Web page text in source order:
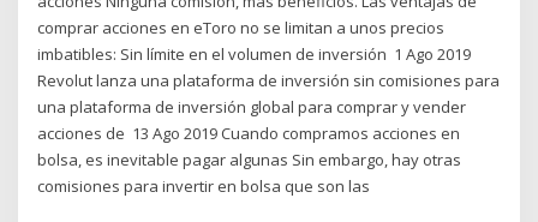
comprar acciones en eToro no se limitan a unos precios
imbatibles: Sin límite en el volumen de inversión 1 Ago 2019
Revolut lanza una plataforma de inversión sin comisiones para
una plataforma de inversión global para comprar y vender
acciones de 13 Ago 2019 Cuando compramos acciones en
bolsa, es inevitable pagar algunas Sin embargo, hay otras
comisiones para invertir en bolsa que son las